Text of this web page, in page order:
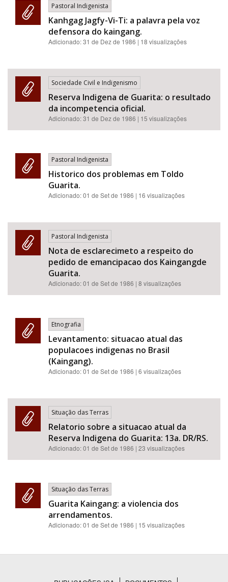
Pastoral Indigenista
Kanhgag Jagfy-Vi-Ti: a palavra pela voz
defensora do kaingang.
Adicionado:31 de Dez de 1986 | 18 visualizações
Sociedade Civil e Indigenismo
Reserva Indigena de Guarita: o resultado
da incompetencia oficial.
Adicionado:31 de Dez de 1986 | 15 visualizações
Pastoral Indigenista
Historico dos problemas em Toldo
Guarita.
Adicionado:01 de Set de 1986 | 16 visualizações
Pastoral Indigenista
Nota de esclarecimeto a respeito do
pedido de emancipacao dos Kaingangde
Guarita.
Adicionado:01 de Set de 1986 | 8 visualizações
Etnografia
Levantamento: situacao atual das
populacoes indigenas no Brasil
(Kaingang).
Adicionado:01 de Set de 1986 | 6 visualizações
Situação das Terras
Relatorio sobre a situacao atual da
Reserva Indigena do Guarita: 13a. DR/RS.
Adicionado:01 de Set de 1986 | 23 visualizações
Situação das Terras
Guarita Kaingang: a violencia dos
arrendamentos.
Adicionado:01 de Set de 1986 | 15 visualizações